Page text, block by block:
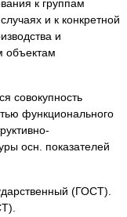
к группам
и к конкретной
и
объектам
совокупность
функционального
осн. показателей
(ГОСТ).